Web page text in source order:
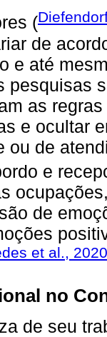
(
de
e até
pesquisas
as
e ocultar
ou de
e
de
et al., 2020
no
de seu